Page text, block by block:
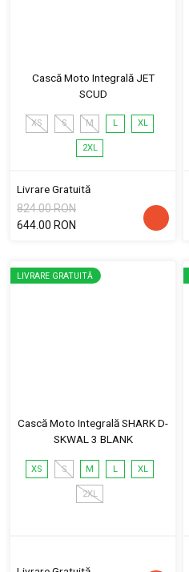
Cască Moto Integrală JET
SCUD
XS S M L XL
2XL
Livrare Gratuită
824.00 RON
644.00 RON
LIVRARE GRATUITĂ
Cască Moto Integrală SHARK D-
SKWAL 3 BLANK
XS S M L XL
2XL